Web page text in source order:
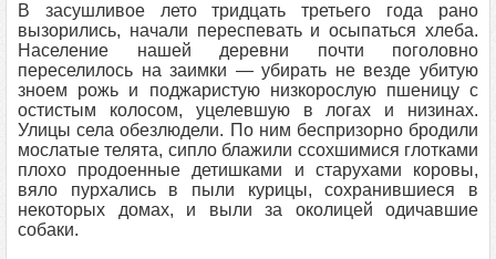
В засушливое лето тридцать третьего года рано
вызорились, начали переспевать и осыпаться хлеба.
Население нашей деревни почти поголовно
переселилось на заимки — убирать не везде убитую
зноем рожь и поджаристую низкорослую пшеницу с
остистым колосом, уцелевшую в логах и низинах.
Улицы села обезлюдели. По ним беспризорно бродили
мослатые телята, сипло блажили ссохшимися глотками
плохо продоенные детишками и старухами коровы,
вяло пурхались в пыли курицы, сохранившиеся в
некоторых домах, и выли за околицей одичавшие
собаки.